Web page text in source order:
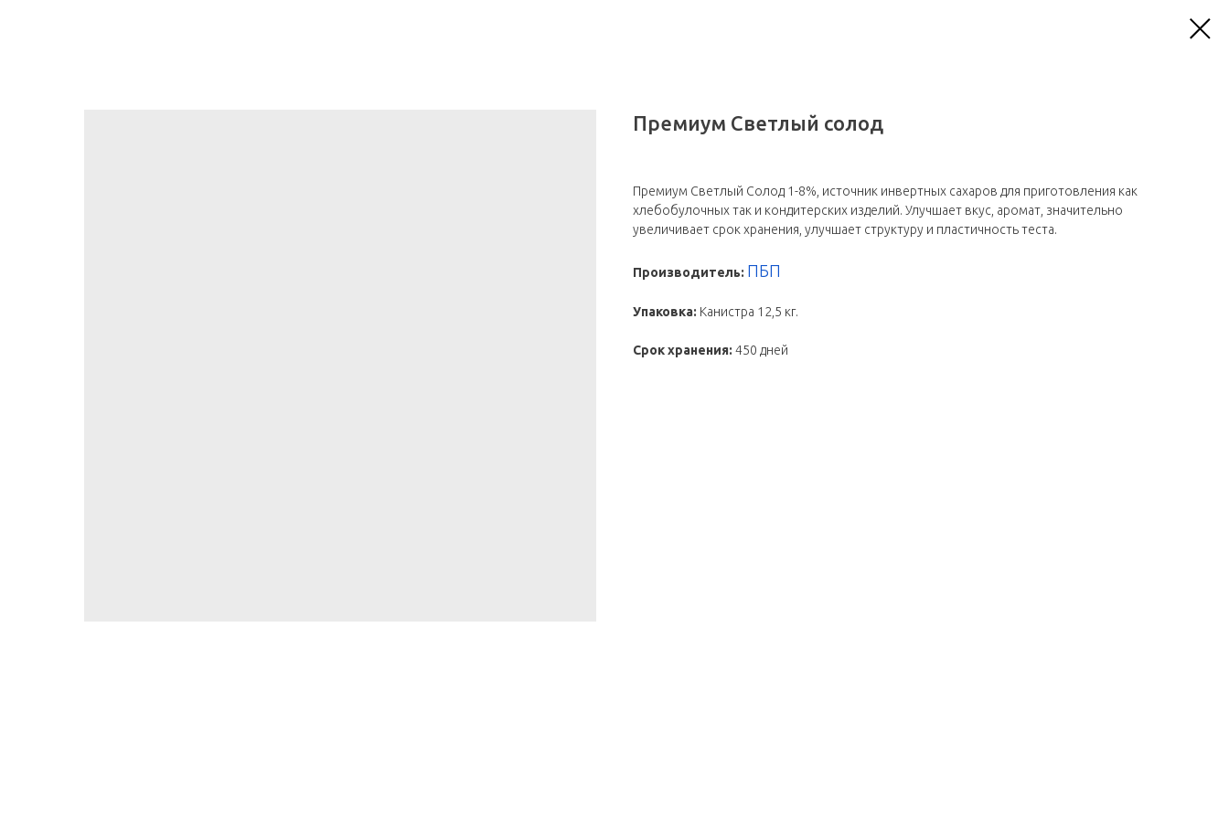
Премиум Светлый солод
Премиум Светлый Солод 1-8%, источник инвертных сахаров для приготовления как
хлебобулочных так и кондитерских изделий. Улучшает вкус, аромат, значительно
увеличивает срок хранения, улучшает структуру и пластичность теста.
Производитель: ПБП
Упаковка: Канистра 12,5 кг.
Срок хранения: 450 дней